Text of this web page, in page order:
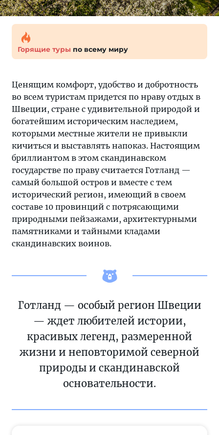
Горящие туры по всему миру
Ценящим комфорт, удобство и добротность
во всем туристам придется по нраву отдых в
Швеции, стране с удивительной природой и
богатейшим историческим наследием,
которыми местные жители не привыкли
кичиться и выставлять напоказ. Настоящим
бриллиантом в этом скандинавском
государстве по праву считается Готланд —
самый большой остров и вместе с тем
исторический регион, имеющий в своем
составе 10 провинций с потрясающими
природными пейзажами, архитектурными
памятниками и тайными кладами
скандинавских воинов.
Готланд — особый регион Швеции
— ждет любителей истории,
красивых легенд, размеренной
жизни и неповторимой северной
природы и скандинавской
основательности.